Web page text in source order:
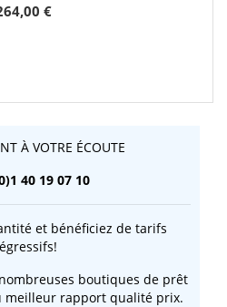
€
À VOTRE ÉCOUTE
40 19 07 10
et bénéficiez de tarifs
boutiques de prêt
meilleur rapport qualité prix.